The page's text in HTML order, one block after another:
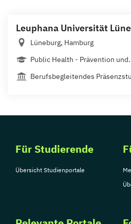
Leuphana Universität
Lüneburg, Hamburg
Public Health - Prävention
Berufsbegleitendes
Für Studierende
Übersicht Studienportale